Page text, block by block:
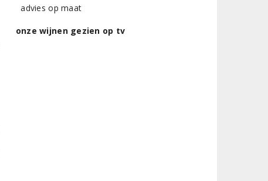
advies op maat
onze wijnen gezien op tv